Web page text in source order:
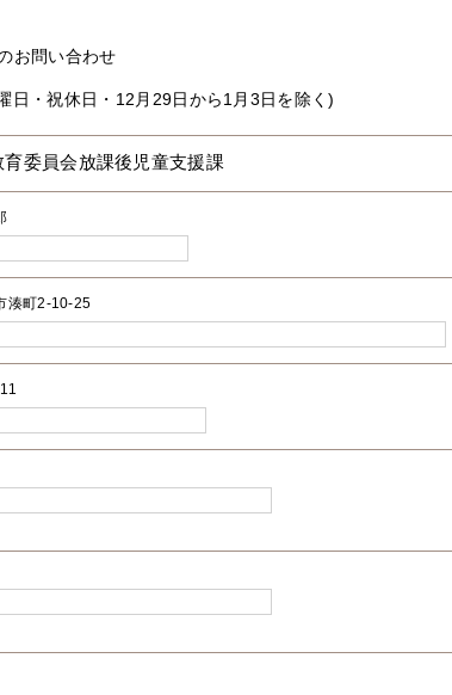
お問い合わせ
日・祝休日・12月29日から1月3日を除く)
委員会放課後児童支援課
湊町2-10-25